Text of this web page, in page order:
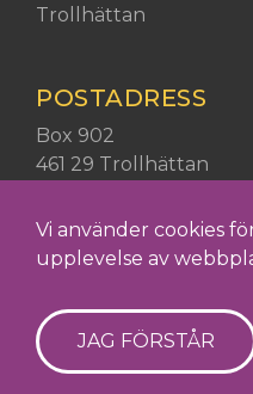
Trollhättan
POSTADRESS
Postadress:
Box 902
461 29 Trollhättan
SOCIALA
PROJEKTÄGARE
Vi använder cookies
upplevelse av
JAG FÖRSTÅR